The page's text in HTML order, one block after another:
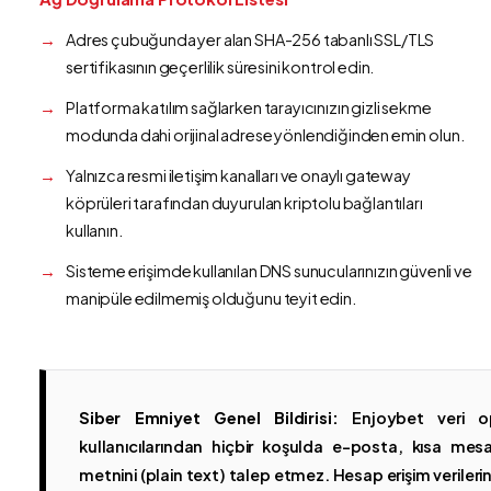
Adres çubuğunda yer alan SHA-256 tabanlı SSL/TLS
sertifikasının geçerlilik süresini kontrol edin.
Platforma katılım sağlarken tarayıcınızın gizli sekme
modunda dahi orijinal adrese yönlendiğinden emin olun.
Yalnızca resmi iletişim kanalları ve onaylı gateway
köprüleri tarafından duyurulan kriptolu bağlantıları
kullanın.
Sisteme erişimde kullanılan DNS sunucularınızın güvenli ve
manipüle edilmemiş olduğunu teyit edin.
Siber Emniyet Genel Bildirisi: Enjoybet veri
kullanıcılarından hiçbir koşulda e-posta, kısa
metnini (plain text) talep etmez. Hesap erişim